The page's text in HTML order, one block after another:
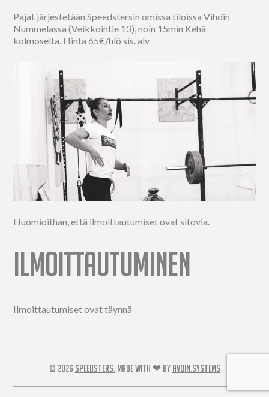
Pajat järjestetään Speedstersin omissa tiloissa Vihdin
Nummelassa (Veikkointie 13), noin 15min Kehä
kolmoselta. Hinta 65€/hlö sis. alv
Huomioithan, että ilmoittautumiset ovat sitovia.
ILMOITTAUTUMINEN
Ilmoittautumiset ovat täynnä
© 2026 SPEEDSTERS. MADE WITH ❤ BY AVOIN.SYSTEMS